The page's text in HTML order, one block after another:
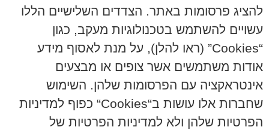
להציג פרסומות באתר. הצדדים השלישיים הללו
עשויים להשתמש בטכנולוגיות מעקב, כגון
“
Cookies” (ראו להלן), על מנת לאסוף מידע
אודות משתמשים אשר צופים או מבצעים
אינטראקציה עם הפרסומות שלהן. השימוש
שחברות אלו עושות ב“Cookies“ כפוף למדיניות
הפרטיות שלהן ולא למדיניות הפרטיות של